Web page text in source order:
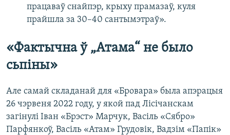
працаваў снайпэр, крыху прамазаў, куля
прайшла за 30–40 сантымэтраў».
«Фактычна ў „Атама“ не было
сьпіны»
Але самай складанай для «Бровара» была апэрацыя
26 чэрвеня 2022 году, у якой пад Лісічанскам
загінулі Іван «Брэст» Марчук, Васіль «Сябро»
Парфянкоў, Васіль «Атам» Грудовік, Вадзім «Папік»